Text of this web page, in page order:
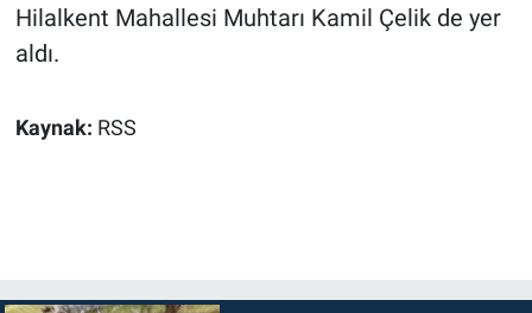
Hilalkent Mahallesi Muhtarı Kamil Çelik de yer
aldı.
Kaynak: RSS